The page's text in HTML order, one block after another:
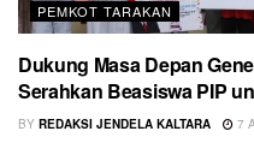
PEMKOT TARAKAN
Dukung Masa Depan
Serahkan Beasiswa PIP
BY REDAKSI JENDELA KALTARA 7